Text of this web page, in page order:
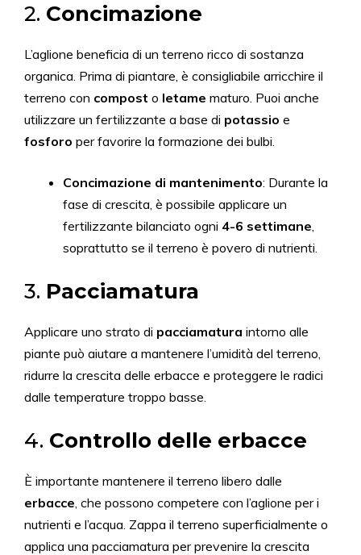
2. Concimazione
L’aglione beneficia di un terreno ricco di sostanza
organica. Prima di piantare, è consigliabile arricchire il
terreno con compost o letame maturo. Puoi anche
utilizzare un fertilizzante a base di potassio e
fosforo per favorire la formazione dei bulbi.
Concimazione di mantenimento: Durante la
fase di crescita, è possibile applicare un
fertilizzante bilanciato ogni 4-6 settimane,
soprattutto se il terreno è povero di nutrienti.
3. Pacciamatura
Applicare uno strato di pacciamatura intorno alle
piante può aiutare a mantenere l’umidità del terreno,
ridurre la crescita delle erbacce e proteggere le radici
dalle temperature troppo basse.
4. Controllo delle erbacce
È importante mantenere il terreno libero dalle
erbacce, che possono competere con l’aglione per i
nutrienti e l’acqua. Zappa il terreno superficialmente o
applica una pacciamatura per prevenire la crescita